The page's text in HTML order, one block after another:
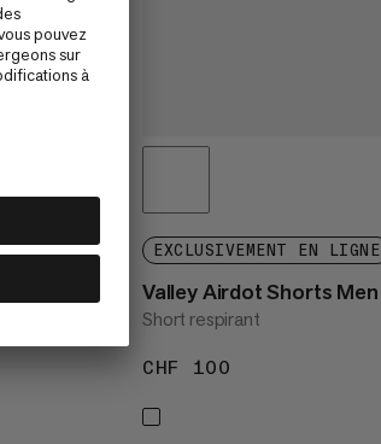
EXCLUSIVEMENT EN LIGNE
Valley Airdot Shorts Men
Short respirant
CHF 100